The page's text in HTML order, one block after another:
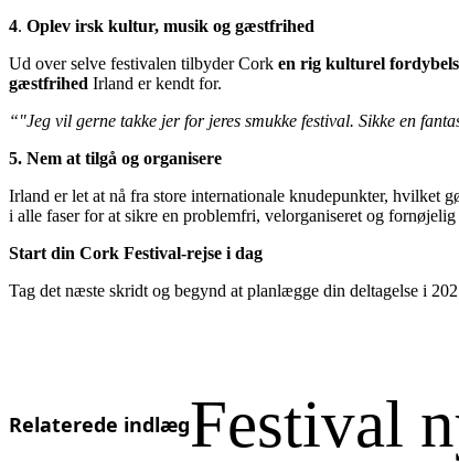
4. Oplev irsk kultur, musik og gæstfrihed
Ud over selve festivalen tilbyder Cork en rig kulturel
gæstfrihed Irland er kendt for.
“"Jeg vil gerne takke jer for jeres smukke festival. Sikke en
5. Nem at tilgå og organisere
Irland er let at nå fra store internationale knudepunkter, hvilket
i alle faser for at sikre en problemfri, velorganiseret og fornøjelig
Start din Cork Festival-rejse i dag
Tag det næste skridt og begynd at planlægge din deltagelse i
Relaterede indlægFestival